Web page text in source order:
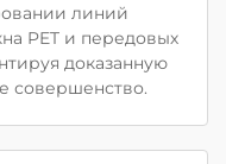
линий
PET и передовых
доказанную
совершенство.